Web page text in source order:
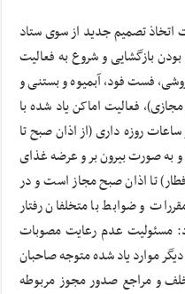
تصمیم جدید از سوی ستاد
بودن بازگشایی و شروع به فعالیت
فست فود، آبمیوه و بستنی و
فعالیت اماکن یاد شده با
روزه داری (از اذان صبح تا
به صورت بیرون بر و عرضه غذای
تا اذان صبح مجاز است و در
و ضوابط با متخلفان رفتار
مسئولیت عدم رعایت مصوبات
دیگر موارد یاد شده متوجه صاحبان
و مراجع صدور مجوز مربوطه